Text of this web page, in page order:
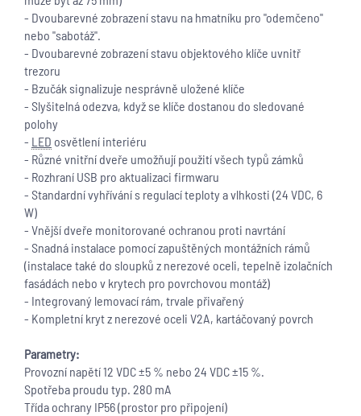
- Dvoubarevné zobrazení stavu na hmatníku pro "odemčeno"
nebo "sabotáž".
- Dvoubarevné zobrazení stavu objektového klíče uvnitř
trezoru
- Bzučák signalizuje nesprávně uložené klíče
- Slyšitelná odezva, když se klíče dostanou do sledované
polohy
- LED osvětlení interiéru
- Různé vnitřní dveře umožňují použití všech typů zámků
- Rozhraní USB pro aktualizaci firmwaru
- Standardní vyhřívání s regulací teploty a vlhkosti (24 VDC, 6
W)
- Vnější dveře monitorované ochranou proti navrtání
- Snadná instalace pomocí zapuštěných montážních rámů
(instalace také do sloupků z nerezové oceli, tepelně izolačních
fasádách nebo v krytech pro povrchovou montáž)
- Integrovaný lemovací rám, trvale přivařený
- Kompletní kryt z nerezové oceli V2A, kartáčovaný povrch
Parametry:
Provozní napětí 12 VDC ±5 % nebo 24 VDC ±15 %.
Spotřeba proudu typ. 280 mA
Třída ochrany IP56 (prostor pro připojení)